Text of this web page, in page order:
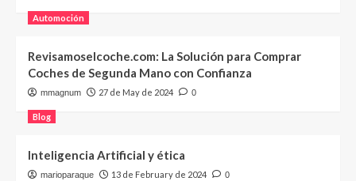
Automoción
Revisamoselcoche.com: La Solución para Comprar
Coches de Segunda Mano con Confianza
mmagnum 27 de May de 2024 0
Blog
Inteligencia Artificial y ética
marioparaque 13 de February de 2024 0